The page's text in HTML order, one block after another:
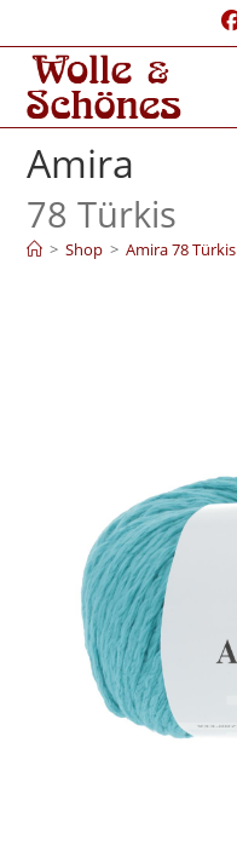
Amira
78 Türkis
> Shop > Amira 78 Türkis